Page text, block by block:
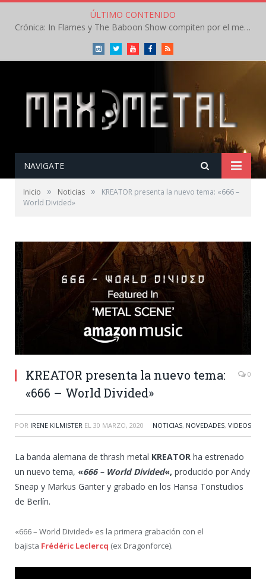
ÚLTIMO CONTENIDO
Crónica: In Flames y The Baboon Show compiten por el mejor concierto del día en el Leyendas del Rock – Viernes – Agosto 2026
InstagramTwitterYoutubeFacebookRSS
NAVIGATE
Inicio » Noticias »
KREATOR presenta la nuevo tema: «666 –
World Divided»
KREATOR presenta la nuevo tema:
«666 – World Divided»
0
POR IRENE KILMISTER EL 30 MARZO, 2020 NOTICIAS, NOVEDADES, VIDEOS
La banda alemana de thrash metal KREATOR ha estrenado
un nuevo tema, «666 – World Divided«, producido por Andy
Sneap y Markus Ganter y grabado en los Hansa Tonstudios
de Berlín.
«666 – World Divided» es la primera grabación con el
bajista Frédéric Leclercq (ex Dragonforce).